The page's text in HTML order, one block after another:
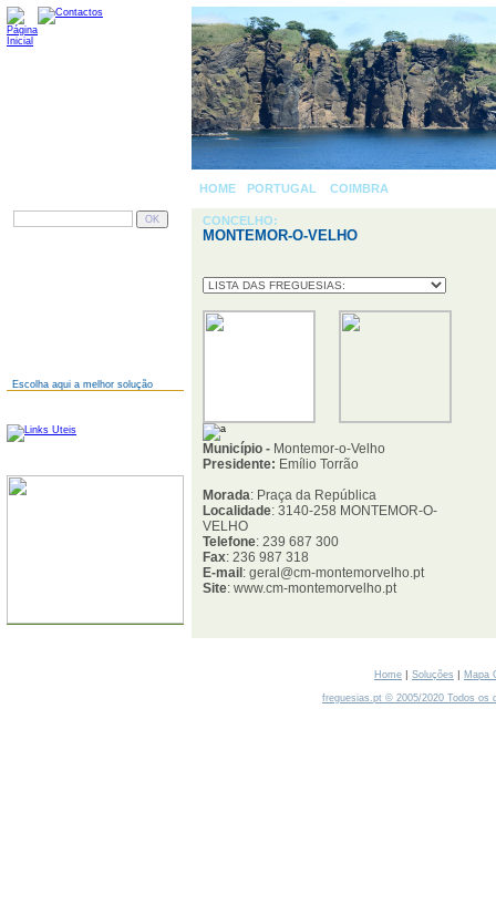
Escolha aqui a melhor solução
HOME PORTUGAL COIMBRA
CONCELHO:
MONTEMOR-O-VELHO
Município - Montemor-o-Velho
Presidente: Emílio Torrão
Morada: Praça da República
Localidade: 3140-258 MONTEMOR-O-
VELHO
Telefone: 239 687 300
Fax: 236 987 318
E-mail : geral@cm-montemorvelho.pt
Site: www.cm-montemorvelho.pt
Home | Soluções | Mapa
freguesias.pt © 2005/2020 Todos os